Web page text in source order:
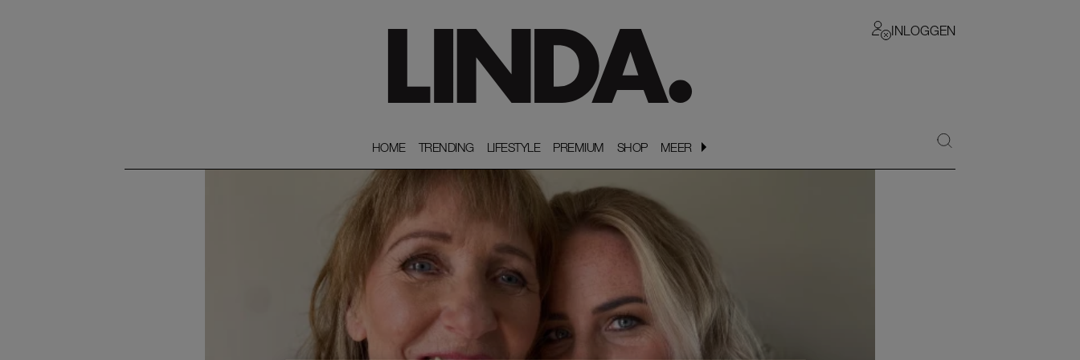
INLOGGEN
HOME
HOME TRENDING
TRENDING LIFESTYLE
LIFESTYLE PREMIUM
PREMIUM SHOP
SHOP MEER
MEER